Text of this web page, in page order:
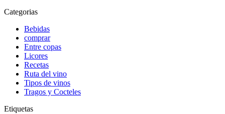
Categorias
Bebidas
comprar
Entre copas
Licores
Recetas
Ruta del vino
Tipos de vinos
Tragos y Cocteles
Etiquetas